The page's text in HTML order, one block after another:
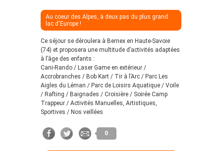
Au coeur des Alpes, à deux pas du plus grand
lac d'Europe !
Ce séjour se déroulera à Bernex en Haute-Savoie
(74) et proposera une multitude d’activités adaptées
à l’âge des enfants :
Cani-Rando / Laser Game en extérieur /
Accrobranches / Bob Kart / Tir à l’Arc / Parc Les
Aigles du Léman / Parc de Loisirs Aquatique / Voile
/ Rafting / Baignades / Croisière / Soirée Camp
Trappeur / Activités Manuelles, Artistiques,
Sportives / Nos veillées
0